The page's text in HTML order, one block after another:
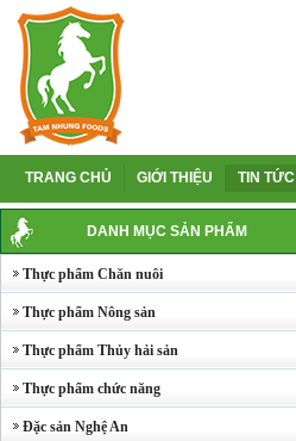
TRANG CHỦ GIỚI THIỆU TIN TỨC
DANH MỤC SẢN PHẨM
Thực phẩm Chăn nuôi
Thực phẩm Nông sản
Thực phẩm Thủy hải sản
Thực phẩm chức năng
Đặc sản Nghệ An